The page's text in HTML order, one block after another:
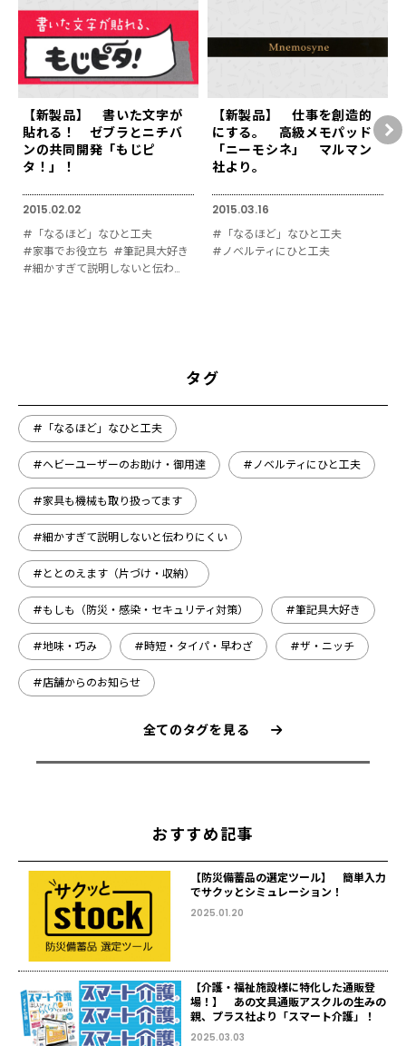
【新製品】 書いた文字が
貼れる！ ゼブラとニチバ
ンの共同開発「もじピ
タ！」！
2015.02.02
#「なるほど」なひと工夫
#家事でお役立ち #筆記具大好き
#細かすぎて説明しないと伝わりにくい
【新製品】 仕事を創造的
にする。 高級メモパッド
「ニーモシネ」 マルマン
社より。
2015.03.16
#「なるほど」なひと工夫
#ノベルティにひと工夫
タグ
#「なるほど」なひと工夫
#ヘビーユーザーのお助け・御用達 #ノベルティにひと工夫
#家具も機械も取り扱ってます
#細かすぎて説明しないと伝わりにくい
#ととのえます（片づけ・収納）
#もしも（防災・感染・セキュリティ対策） #筆記具大好き
#地味・巧み #時短・タイパ・早わざ #ザ・ニッチ
#店舗からのお知らせ
全てのタグを見る
おすすめ記事
【防災備蓄品の選定ツール】 簡単入力
でサクッとシミュレーション！
2025.01.20
【介護・福祉施設様に特化した通販登
場！】 あの文具通販アスクルの生みの
親、プラス社より「スマート介護」！
2025.03.03